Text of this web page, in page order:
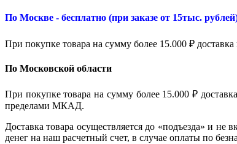
По Москве - бесплатно (при заказе от 15тыс.
При покупке товара на сумму более 15.000 ₽
По Московской области
При покупке товара на сумму более 15.000 ₽
пределами МКАД.
Доставка товара осуществляется до «подъезда» и не
денег на наш расчетный счет, в случае оплаты по